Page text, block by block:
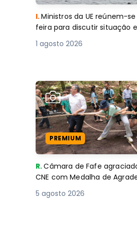
I.Ministros da UE reúnem-
feira para discutir situação
1 agosto 2026
PREMIUM
R.Câmara de Fafe
CNE com Medalha de
5 agosto 2026